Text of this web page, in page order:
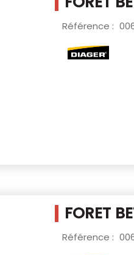
Référence :
FORET
Référence :